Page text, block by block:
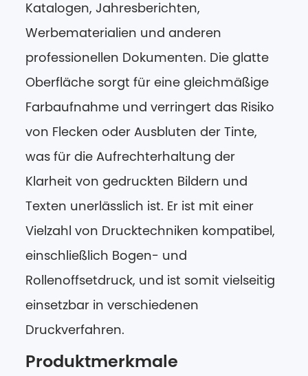
Katalogen, Jahresberichten,
Werbematerialien und anderen
professionellen Dokumenten. Die glatte
Oberfläche sorgt für eine gleichmäßige
Farbaufnahme und verringert das Risiko
von Flecken oder Ausbluten der Tinte,
was für die Aufrechterhaltung der
Klarheit von gedruckten Bildern und
Texten unerlässlich ist. Er ist mit einer
Vielzahl von Drucktechniken kompatibel,
einschließlich Bogen- und
Rollenoffsetdruck, und ist somit vielseitig
einsetzbar in verschiedenen
Druckverfahren.
Produktmerkmale